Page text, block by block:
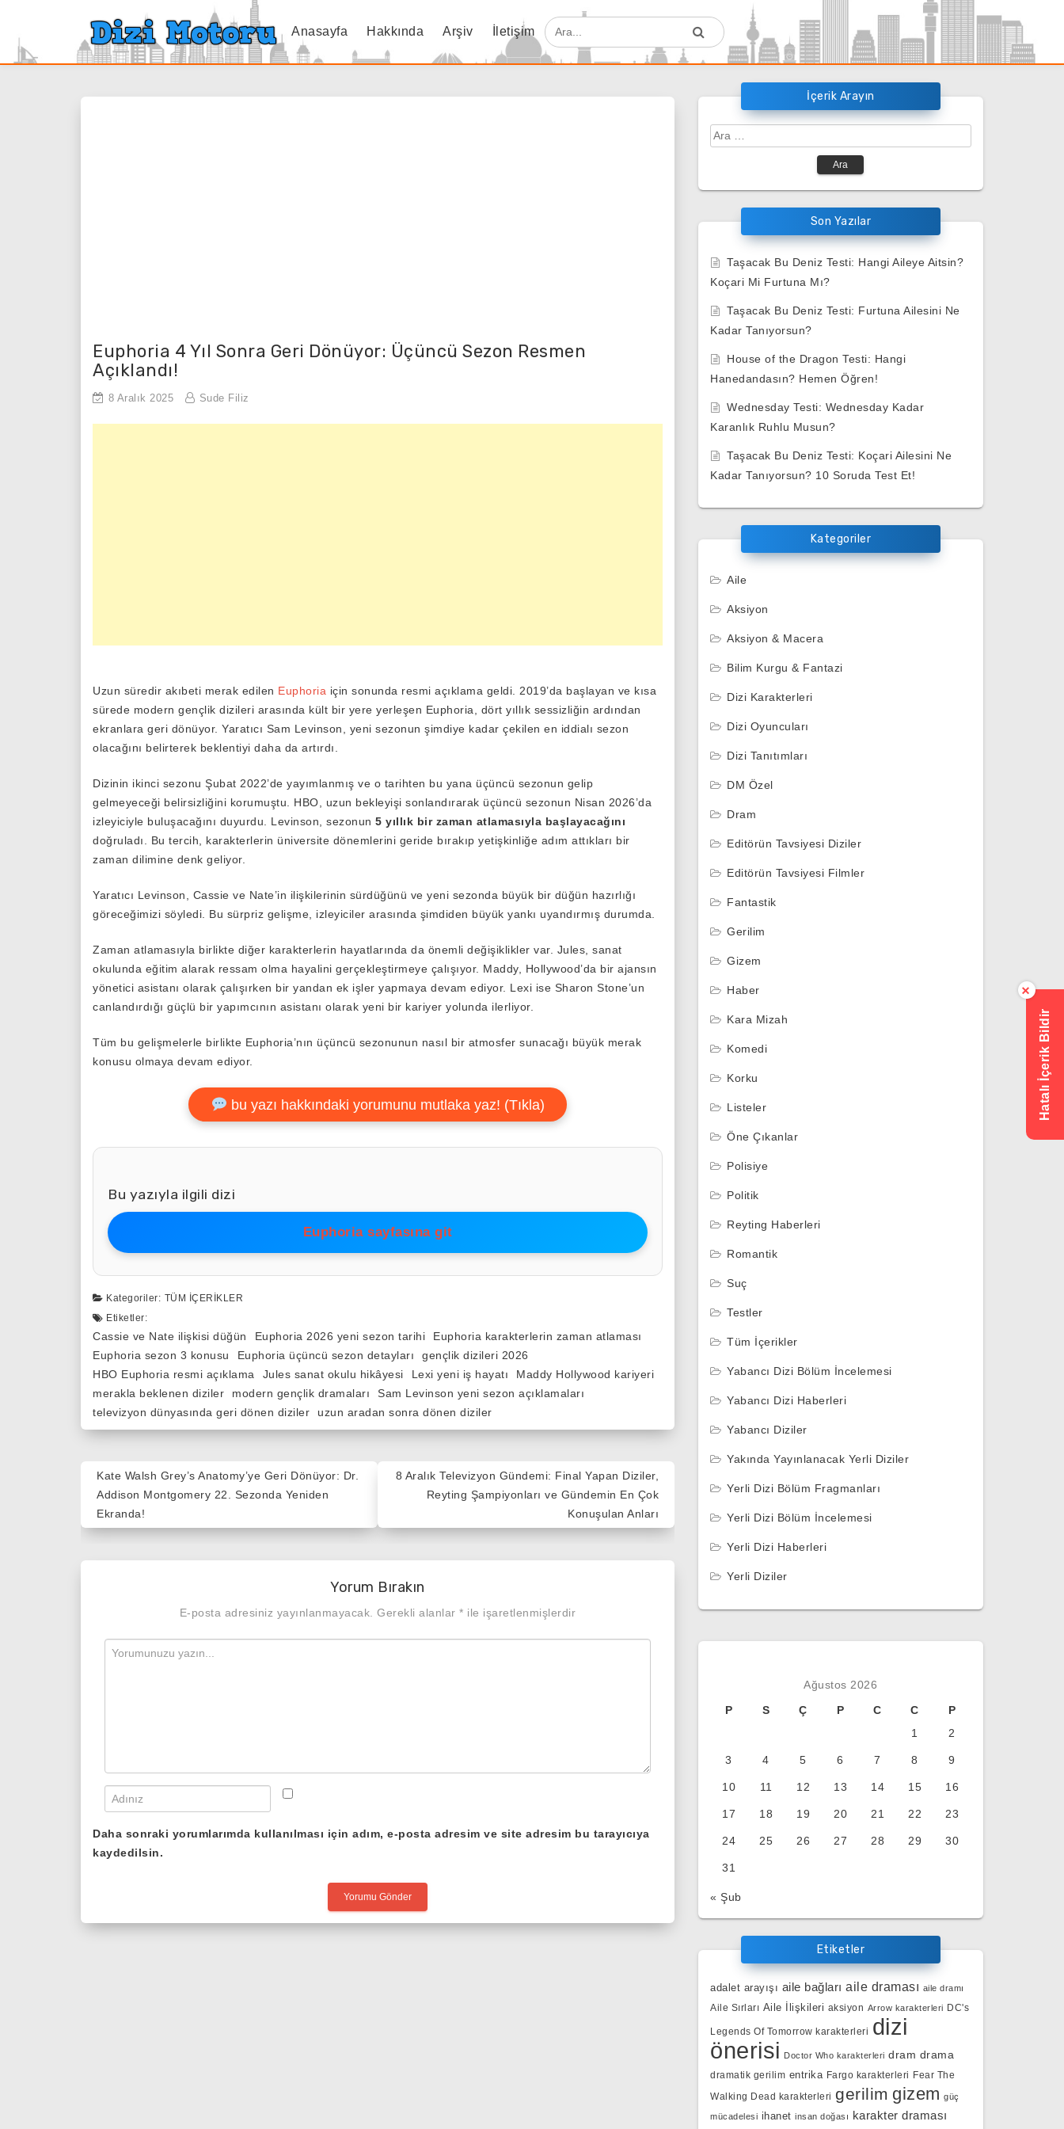
Anasayfa Hakkında Arşiv İletişim
Euphoria 4 Yıl Sonra Geri Dönüyor: Üçüncü Sezon Resmen
Açıklandı!
8 Aralık 2025 Sude Filiz
Uzun süredir akıbeti merak edilen Euphoria için sonunda resmi açıklama geldi. 2019’da başlayan ve kısa
sürede modern gençlik dizileri arasında kült bir yere yerleşen Euphoria, dört yıllık sessizliğin ardından
ekranlara geri dönüyor. Yaratıcı Sam Levinson, yeni sezonun şimdiye kadar çekilen en iddialı sezon
olacağını belirterek beklentiyi daha da artırdı.
Dizinin ikinci sezonu Şubat 2022’de yayımlanmış ve o tarihten bu yana üçüncü sezonun gelip
gelmeyeceği belirsizliğini korumuştu. HBO, uzun bekleyişi sonlandırarak üçüncü sezonun Nisan 2026’da
izleyiciyle buluşacağını duyurdu. Levinson, sezonun 5 yıllık bir zaman atlamasıyla başlayacağını
doğruladı. Bu tercih, karakterlerin üniversite dönemlerini geride bırakıp yetişkinliğe adım attıkları bir
zaman dilimine denk geliyor.
Yaratıcı Levinson, Cassie ve Nate’in ilişkilerinin sürdüğünü ve yeni sezonda büyük bir düğün hazırlığı
göreceğimizi söyledi. Bu sürpriz gelişme, izleyiciler arasında şimdiden büyük yankı uyandırmış durumda.
Zaman atlamasıyla birlikte diğer karakterlerin hayatlarında da önemli değişiklikler var. Jules, sanat
okulunda eğitim alarak ressam olma hayalini gerçekleştirmeye çalışıyor. Maddy, Hollywood’da bir ajansın
yönetici asistanı olarak çalışırken bir yandan ek işler yapmaya devam ediyor. Lexi ise Sharon Stone’un
canlandırdığı güçlü bir yapımcının asistanı olarak yeni bir kariyer yolunda ilerliyor.
Tüm bu gelişmelerle birlikte Euphoria’nın üçüncü sezonunun nasıl bir atmosfer sunacağı büyük merak
konusu olmaya devam ediyor.
bu yazı hakkındaki yorumunu mutlaka yaz! (Tıkla)
Bu yazıyla ilgili dizi
Euphoria sayfasına git
Kategoriler: TÜM İÇERIKLER
Etiketler:
Cassie ve Nate ilişkisi düğün Euphoria 2026 yeni sezon tarihi
Euphoria karakterlerin zaman atlaması
Euphoria sezon 3 konusu
Euphoria üçüncü sezon detayları
gençlik dizileri 2026
HBO Euphoria resmi açıklama
Jules sanat okulu hikâyesi Lexi yeni iş hayatı
Maddy Hollywood kariyeri
merakla beklenen diziler
modern gençlik dramaları
Sam Levinson yeni sezon açıklamaları
televizyon dünyasında geri dönen diziler
uzun aradan sonra dönen diziler
Yazı
gezinmesi
Kate Walsh Grey’s Anatomy’ye Geri Dönüyor: Dr.
Addison Montgomery 22. Sezonda Yeniden
Ekranda!
8 Aralık Televizyon Gündemi: Final Yapan Diziler,
Reyting Şampiyonları ve Gündemin En Çok
Konuşulan Anları
Yorum Bırakın
E-posta adresiniz yayınlanmayacak. Gerekli alanlar* ile işaretlenmişlerdir
Daha sonraki yorumlarımda kullanılması için adım, e-posta adresim ve site adresim bu tarayıcıya
kaydedilsin.
İçerik Arayın
Arama:
Son Yazılar
Taşacak Bu Deniz Testi: Hangi Aileye Aitsin?
Koçari Mi Furtuna Mı?
Taşacak Bu Deniz Testi: Furtuna Ailesini Ne
Kadar Tanıyorsun?
House of the Dragon Testi: Hangi
Hanedandasın? Hemen Öğren!
Wednesday Testi: Wednesday Kadar
Karanlık Ruhlu Musun?
Taşacak Bu Deniz Testi: Koçari Ailesini Ne
Kadar Tanıyorsun? 10 Soruda Test Et!
Kategoriler
Aile
Aksiyon
Aksiyon & Macera
Bilim Kurgu & Fantazi
Dizi Karakterleri
Dizi Oyuncuları
Dizi Tanıtımları
DM Özel
Dram
Editörün Tavsiyesi Diziler
Editörün Tavsiyesi Filmler
Fantastik
Gerilim
Gizem
Haber
Kara Mizah
Komedi
Korku
Listeler
Öne Çıkanlar
Polisiye
Politik
Reyting Haberleri
Romantik
Suç
Testler
Tüm İçerikler
Yabancı Dizi Bölüm İncelemesi
Yabancı Dizi Haberleri
Yabancı Diziler
Yakında Yayınlanacak Yerli Diziler
Yerli Dizi Bölüm Fragmanları
Yerli Dizi Bölüm İncelemesi
Yerli Dizi Haberleri
Yerli Diziler
Ağustos 2026
P
S Ç P C C
P
1
2
3 4 5 6 7 8 9
10 11 12 13 14 15 16
17 18 19 20 21 22 23
24 25 26 27 28 29 30
31
« Şub
Etiketler
adalet arayışı aile bağları aile draması aile dramı
Aile Sırları Aile İlişkileri aksiyon Arrow karakterleri DC's
Legends Of Tomorrow karakterleri dizi
önerisi Doctor Who karakterleri dram drama
dramatik gerilim entrika Fargo karakterleri Fear The
Walking Dead karakterleri gerilim gizem güç
mücadelesi ihanet insan doğası karakter draması
Hatalı İçerik Bildir
×